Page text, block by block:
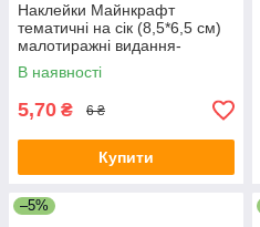
Наклейки Майнкрафт
тематичні на сік (8,5*6,5 см)
малотиражні видання-
В наявності
5,70 ₴ 6 ₴
Купити
–5%